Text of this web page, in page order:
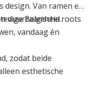
Van ramen en
duurzaamheid.
Belgische roots
vandaag én
zodat beide
esthetische